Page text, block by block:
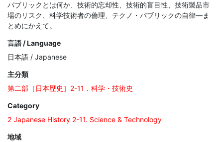
パブリックとは何か、技術的忘却性、技術的盲目性、技術製品市
場のリスク、科学技術者の倫理、テクノ・パブリックの自律―ま
とめにかえて。
言語 / Language
日本語 / Japanese
主分類
第二部［日本歴史］2-11．科学・技術史
Category
2 Japanese History 2-11. Science & Technology
地域